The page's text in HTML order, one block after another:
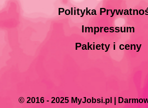
Polityka
Impressum
Pakiety i ceny
© 2016 - 2025 MyJobsi.pl |